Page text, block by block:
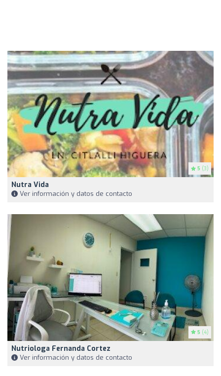
5 (3)
Nutra Vida
Ver información y datos de contacto
5 (4)
Nutriologa Fernanda Cortez
Ver información y datos de contacto